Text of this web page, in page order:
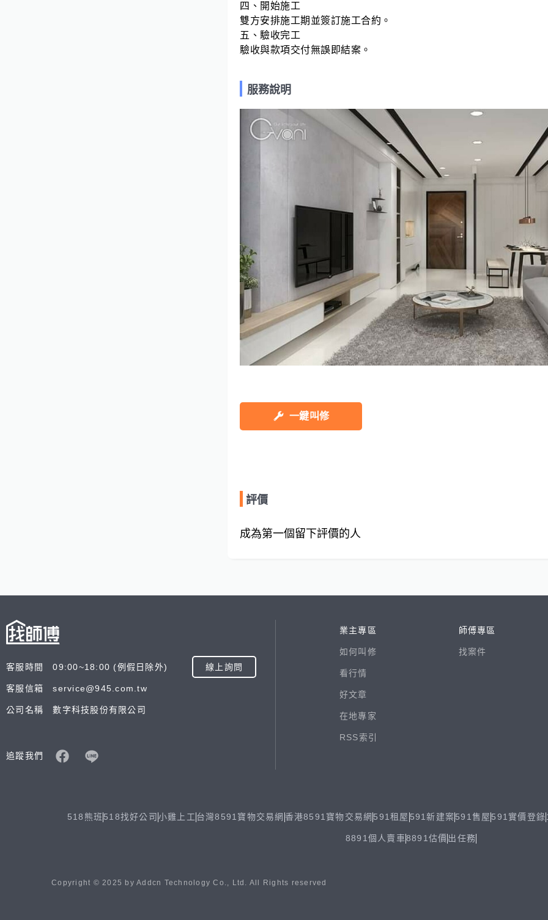
四、開始施工
雙方安排施工期並簽訂施工合約。
五、驗收完工
驗收與款項交付無誤即結案。
服務說明
一鍵叫修
評價
成為第一個留下評價的人
客服時間 09:00~18:00 (例假日除外) 線上詢問
客服信箱 service@945.com.tw
公司名稱 數字科技股份有限公司
追蹤我們
業主專區
如何叫修
看行情
好文章
在地專家
RSS索引
師傅專區
找案件
518熊班 518找好公司 小雞上工 台灣8591寶物交易網 香港8591寶物交易網 591租屋 591新建案591售屋 591實價登錄
8891個人賣車8891估價 出任務
Copyright © 2025 by Addcn Technology Co., Ltd. All Rights reserved